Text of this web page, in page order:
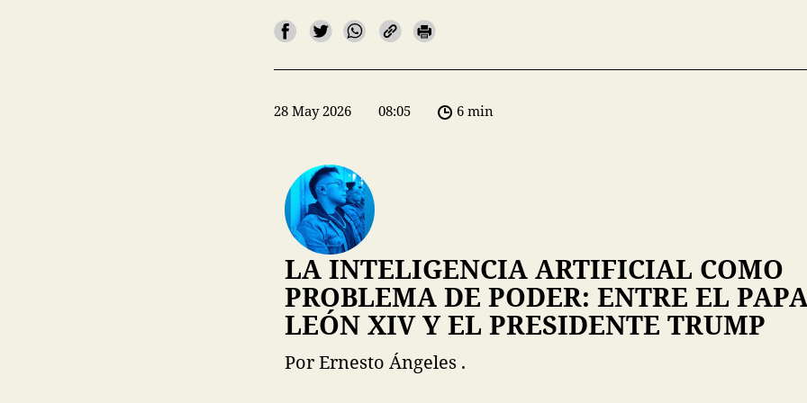
28 May 2026 08:05 6 min
LA INTELIGENCIA ARTIFICIAL COMO
PROBLEMA DE PODER: ENTRE EL
LEÓN XIV Y EL PRESIDENTE TRUMP
Por Ernesto Ángeles .